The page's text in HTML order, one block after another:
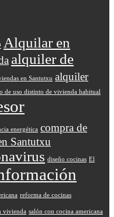
Alquilar en
alquiler de
en Santutxu alquiler
de uso distinto de vivienda habitual
energética compra de
Santutxu
diseño cocinas El
reforma de cocinas
vivienda salón con cocina americana